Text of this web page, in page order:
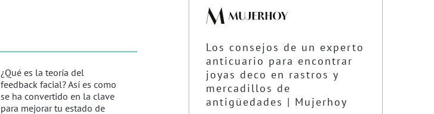
¿Qué es la teoría del
feedback facial? Así es como
se ha convertido en la clave
para mejorar tu estado de
Los consejos de un experto
anticuario para encontrar
joyas deco en rastros y
mercadillos de
antigüedades | Mujerhoy